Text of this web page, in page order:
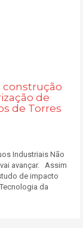
construção
de
de Torres
Industriais Não
avançar. Assim
de impacto
da